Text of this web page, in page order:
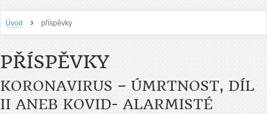
Úvod › příspěvky
PŘÍSPĚVKY
KORONAVIRUS – ÚMRTNOST, DÍL
II ANEB KOVID- ALARMISTÉ